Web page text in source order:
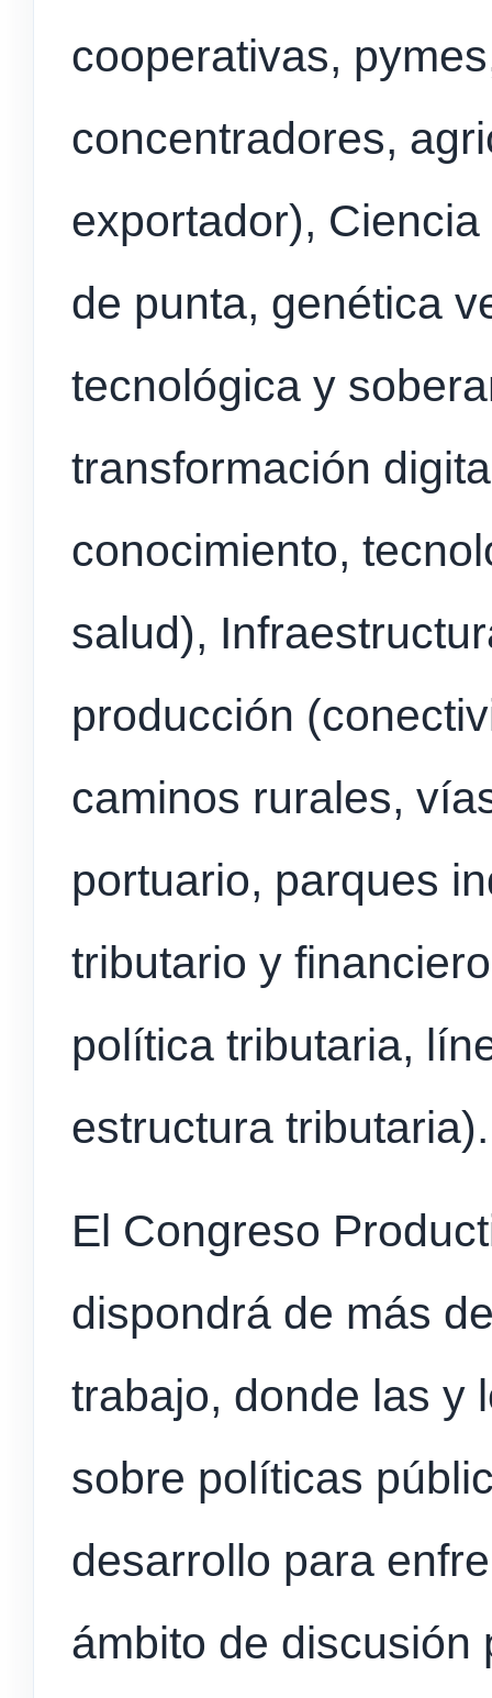
cooperativas,
concentradores,
exportador),
de punta, genética
tecnológica y
transformación
conocimiento,
salud),
producción
caminos rurales,
portuario, parques
tributario y
política tributaria,
estructura tributaria).
El Congreso
dispondrá de más
trabajo, donde las y
sobre políticas
desarrollo para
ámbito de discusión